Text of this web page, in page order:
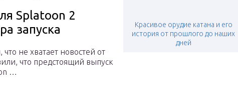
Красивое орудие катана и его
история от прошлого до наших
дней
Splatoon 2
запуска
не хватает новостей от
что предстоящий выпуск
…